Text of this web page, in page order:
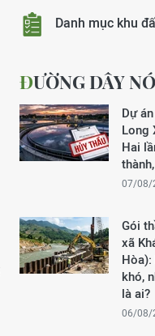
Danh mục khu
ĐƯỜNG DÂY
Dự
Long
Hai
07/08/
Gói
xã
khó,
là ai?
06/08/